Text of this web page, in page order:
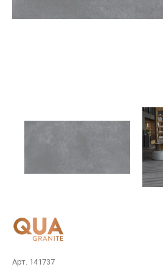
Арт. 141737